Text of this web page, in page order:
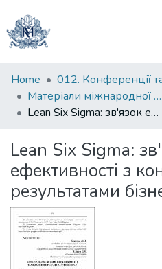
Communities
&
Collections
Statistics
Home
Матеріали міжнародної науково-практичної конференції "Менеджмент та маркетинг як фактори розвитку бізнесу в умовах економіки відновлення", 18-19 квітня 2023 р.
Lean Six Sigma: зв'язок ефективності з конкретними результатами бізнесу
Lean Six Sigma:
ефективності з
результатами